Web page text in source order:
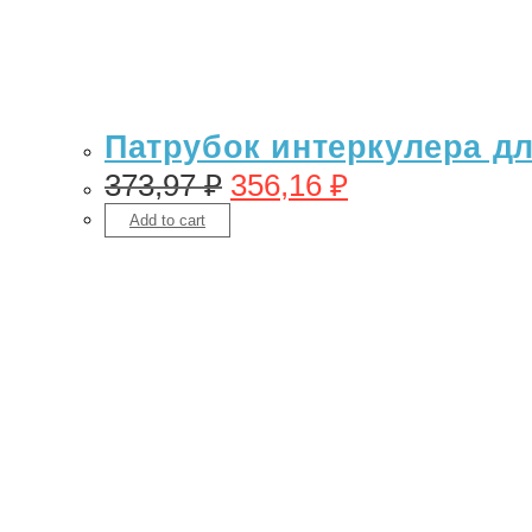
Патрубок интеркулера
373,97₽ 356,16 ₽
Add to cart